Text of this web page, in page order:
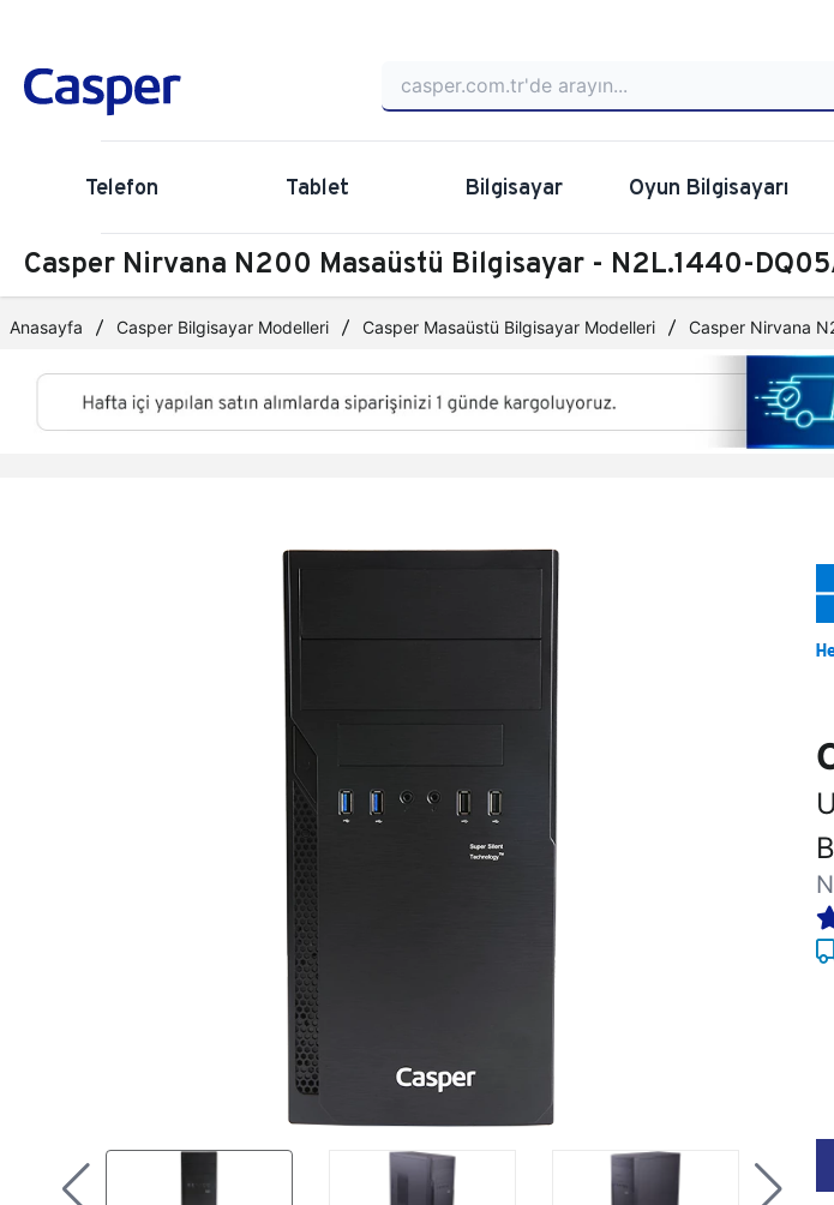
Telefon Tablet Bilgisayar Oyun Bilgisayarı
Casper Nirvana N200 Masaüstü Bilgisayar - N2L.1440-
Anasayfa Casper Bilgisayar Modelleri Casper Masaüstü Bilgisayar Modelleri Casper Nirvana